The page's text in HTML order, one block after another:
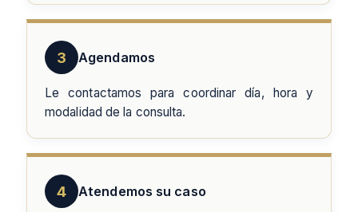
3 Agendamos
Le contactamos para coordinar día, hora y
modalidad de la consulta.
4 Atendemos su caso